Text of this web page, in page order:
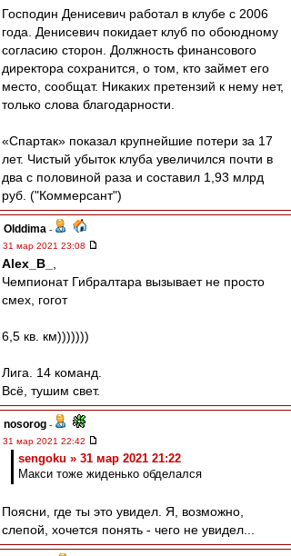
Господин Денисевич работал в клубе с 2006
года. Денисевич покидает клуб по обоюдному
согласию сторон. Должность финансового
директора сохранится, о том, кто займет его
место, сообщат. Никаких претензий к нему нет,
только слова благодарности.
«Спартак» показал крупнейшие потери за 17
лет. Чистый убыток клуба увеличился почти в
два с половиной раза и составил 1,93 млрд
руб. ("Коммерсант")
Olddima -
31 мар 2021 23:08
Alex_B_
Чемпионат Гибралтара вызывает не просто
смех, гогот
6,5 кв. км)))))))
Лига. 14 команд.
Всё, тушим свет.
nosorog -
31 мар 2021 22:42
sengoku » 31 мар 2021 21:22
Макси тоже жиденько обделался
Поясни, где ты это увидел. Я, возможно,
слепой, хочется понять - чего не увидел...